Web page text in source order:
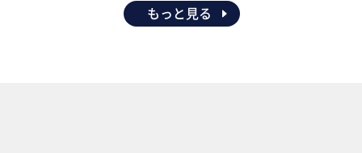
もっと見る